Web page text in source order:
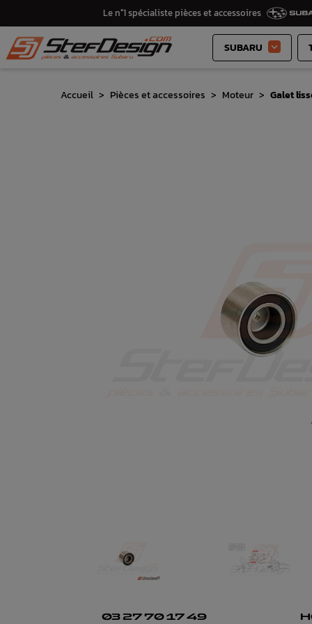
Le n°1 spécialiste pièces et accessoires
SUBARU 
Accueil Pièces et accessoires Moteur Galet
03 27 70 17 49